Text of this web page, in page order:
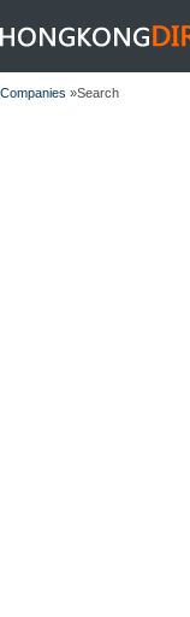
HONGKONGDIR
Companies »Search